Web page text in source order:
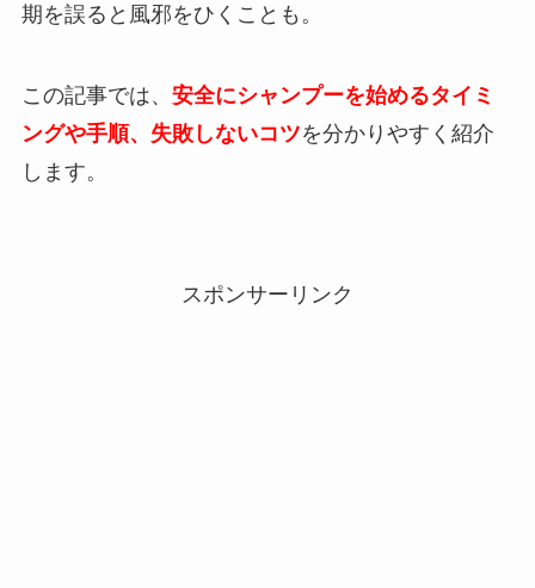
期を誤ると風邪をひくことも。
この記事では、 安全にシャンプーを始めるタイミ
ングや手順、失敗しないコツを分かりやすく紹介
します。
スポンサーリンク